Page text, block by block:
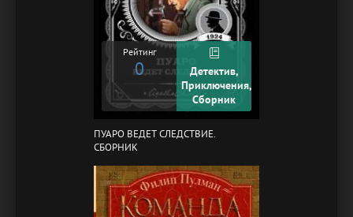
Рейтинг
0
Детектив,
Приключения,
Сборник
ПУАРО ВЕДЕТ СЛЕДСТВИЕ.
СБОРНИК